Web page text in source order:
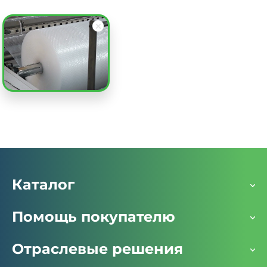
плотность 300, с клеевым клапаном
Заказать
Каталог
Помощь покупателю
Отраслевые решения